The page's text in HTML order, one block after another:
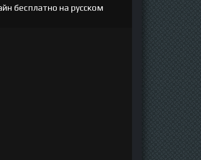
бесплатно на русском